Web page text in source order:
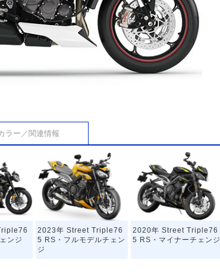
ラー／関連情報
ンジ
2023年 Street Triple76
5 RS・フルモデルチェン
ジ
2020年 Street Triple76
5 RS・マイナーチェンジ